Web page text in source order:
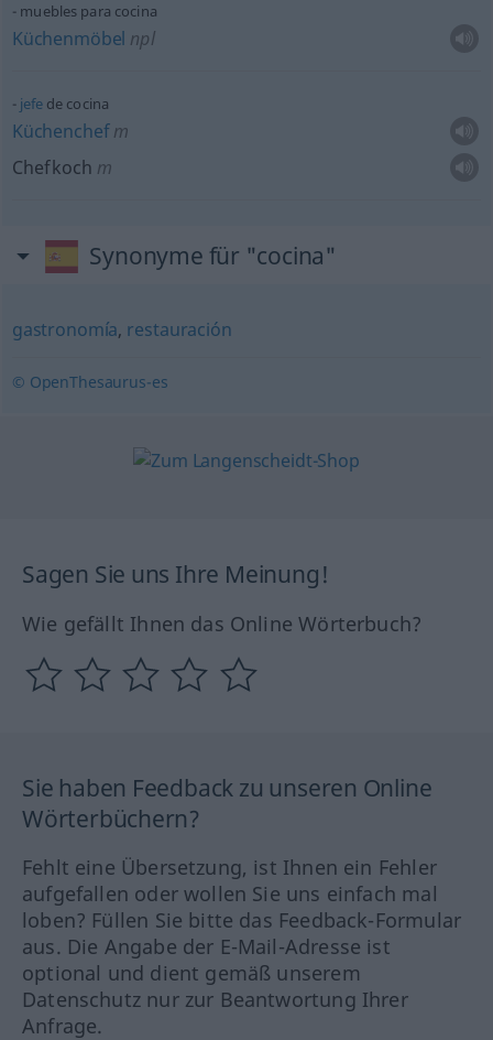
muebles para cocina
Küchenmöbel npl
jefede cocina
Küchenchefm
Chefkoch m
Synonyme für "cocina"
gastronomía, restauración
© OpenThesaurus-es
Sagen Sie uns Ihre Meinung!
Wie gefällt Ihnen das Online Wörterbuch?
Sie haben Feedback zu unseren Online
Wörterbüchern?
Fehlt eine Übersetzung, ist Ihnen ein Fehler
aufgefallen oder wollen Sie uns einfach mal
loben? Füllen Sie bitte das Feedback-Formular
aus. Die Angabe der E-Mail-Adresse ist
optional und dient gemäß unserem
Datenschutz nur zur Beantwortung Ihrer
Anfrage.